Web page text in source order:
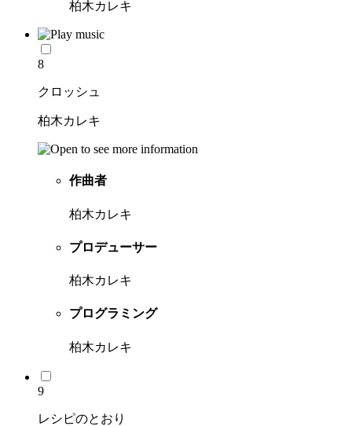
柏木カレキ
8
クロッシュ
柏木カレキ
作曲者
柏木カレキ
プロデューサー
柏木カレキ
プログラミング
柏木カレキ
9
レシピのとおり